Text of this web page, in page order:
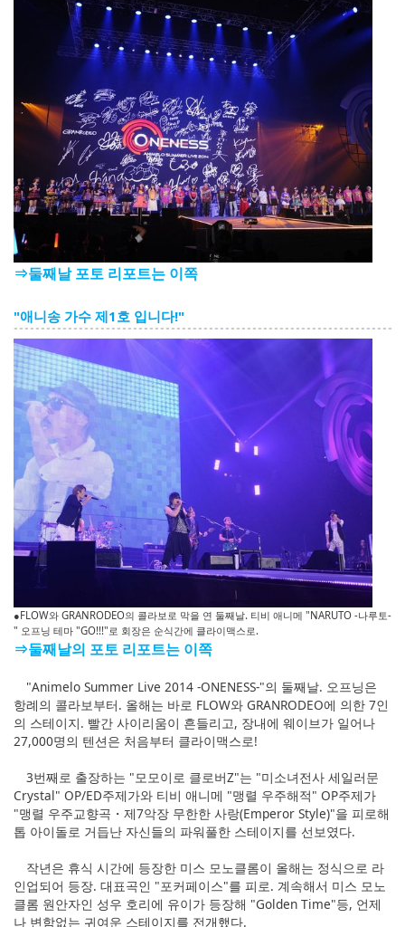
Bahasa Indonesia
⇒둘째날 포토 리포트는 이쪽
"애니송 가수 제1호 입니다!"
●FLOW와 GRANRODEO의 콜라보로 막을 연 둘째날. 티비 애니메 "NARUTO -나루토-
" 오프닝 테마 "GO!!!"로 회장은 순식간에 클라이맥스로.
⇒둘째날의 포토 리포트는 이쪽
"Animelo Summer Live 2014 -ONENESS-"의 둘째날. 오프닝은
항례의 콜라보부터. 올해는 바로 FLOW와 GRANRODEO에 의한 7인
의 스테이지. 빨간 사이리움이 흔들리고, 장내에 웨이브가 일어나
27,000명의 텐션은 처음부터 클라이맥스로!
3번째로 출장하는 "모모이로 클로버Z"는 "미소녀전사 세일러문
Crystal" OP/ED주제가와 티비 애니메 "맹렬 우주해적" OP주제가
"맹렬 우주교향곡・제7악장 무한한 사랑(Emperor Style)"을 피로해
톱 아이돌로 거듭난 자신들의 파워풀한 스테이지를 선보였다.
작년은 휴식 시간에 등장한 미스 모노클롬이 올해는 정식으로 라
인업되어 등장. 대표곡인 "포커페이스"를 피로. 계속해서 미스 모노
클롬 원안자인 성우 호리에 유이가 등장해 "Golden Time"등, 언제
나 변함없는 귀여운 스테이지를 전개했다.